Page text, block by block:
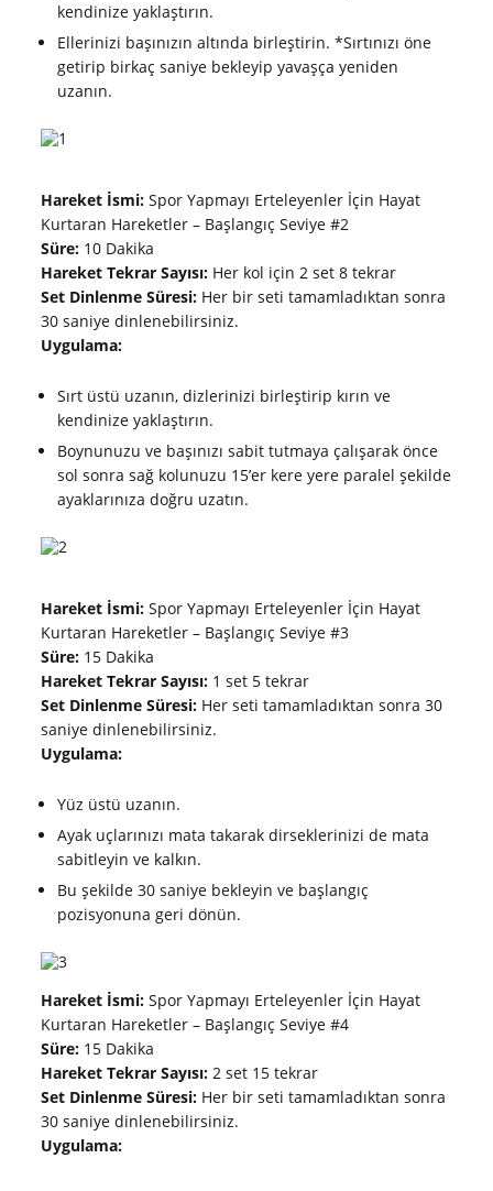
kendinize yaklaştırın.
Ellerinizi başınızın altında birleştirin. *Sırtınızı öne
getirip birkaç saniye bekleyip yavaşça yeniden
uzanın.
Hareket İsmi: Spor Yapmayı Erteleyenler İçin Hayat
Kurtaran Hareketler – Başlangıç Seviye #2
Süre: 10 Dakika
Hareket Tekrar Sayısı: Her kol için 2 set 8 tekrar
Set Dinlenme Süresi: Her bir seti tamamladıktan sonra
30 saniye dinlenebilirsiniz.
Uygulama:
Sırt üstü uzanın, dizlerinizi birleştirip kırın ve
kendinize yaklaştırın.
Boynunuzu ve başınızı sabit tutmaya çalışarak önce
sol sonra sağ kolunuzu 15’er kere yere paralel şekilde
ayaklarınıza doğru uzatın.
Hareket İsmi: Spor Yapmayı Erteleyenler İçin Hayat
Kurtaran Hareketler – Başlangıç Seviye #3
Süre: 15 Dakika
Hareket Tekrar Sayısı: 1 set 5 tekrar
Set Dinlenme Süresi: Her seti tamamladıktan sonra 30
saniye dinlenebilirsiniz.
Uygulama:
Yüz üstü uzanın.
Ayak uçlarınızı mata takarak dirseklerinizi de mata
sabitleyin ve kalkın.
Bu şekilde 30 saniye bekleyin ve başlangıç
pozisyonuna geri dönün.
Hareket İsmi:Spor Yapmayı Erteleyenler İçin Hayat
Kurtaran Hareketler – Başlangıç Seviye #4
Süre: 15 Dakika
Hareket Tekrar Sayısı: 2 set 15 tekrar
Set Dinlenme Süresi: Her bir seti tamamladıktan sonra
30 saniye dinlenebilirsiniz.
Uygulama: